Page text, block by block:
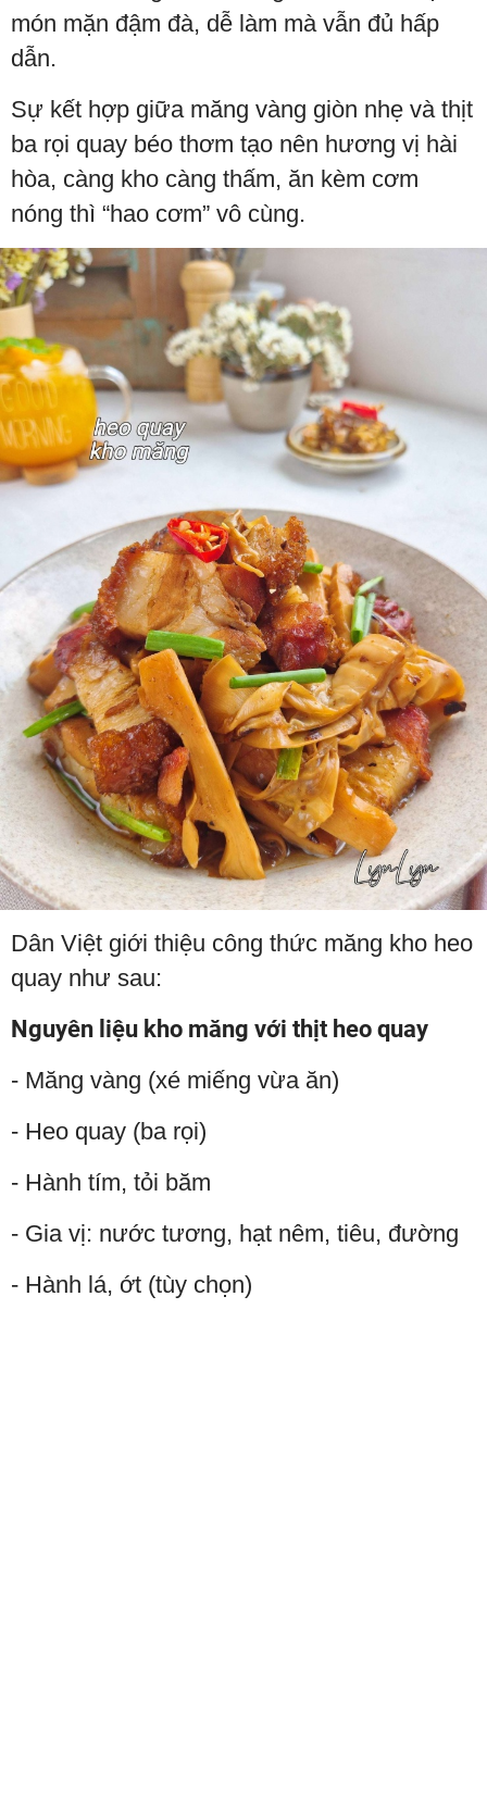
món mặn đậm đà, dễ làm mà vẫn đủ hấp
dẫn.
Sự kết hợp giữa măng vàng giòn nhẹ và thịt
ba rọi quay béo thơm tạo nên hương vị hài
hòa, càng kho càng thấm, ăn kèm cơm
nóng thì “hao cơm” vô cùng.
Dân Việt giới thiệu công thức măng kho heo
quay như sau:
Nguyên liệu kho măng với thịt heo quay
- Măng vàng (xé miếng vừa ăn)
- Heo quay (ba rọi)
- Hành tím, tỏi băm
- Gia vị: nước tương, hạt nêm, tiêu, đường
- Hành lá, ớt (tùy chọn)